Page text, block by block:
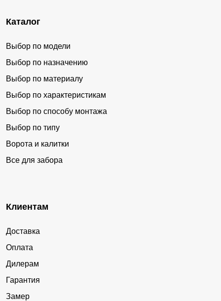
Каталог
Выбор по модели
Выбор по назначению
Выбор по материалу
Выбор по характеристикам
Выбор по способу монтажа
Выбор по типу
Ворота и калитки
Все для забора
Клиентам
Доставка
Оплата
Дилерам
Гарантия
Замер